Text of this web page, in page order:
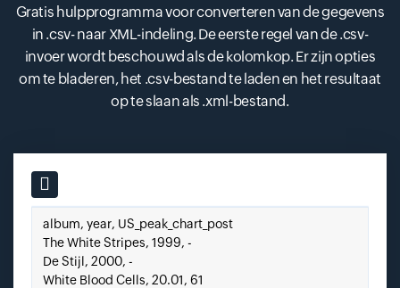
Gratis hulpprogramma voor converteren van de gegevens
in .csv- naar XML-indeling. De eerste regel van de .csv-
invoer wordt beschouwd als de kolomkop. Er zijn opties
om te bladeren, het .csv-bestand te laden en het resultaat
op te slaan als .xml-bestand.
Input field
Plak hier uw CSV.